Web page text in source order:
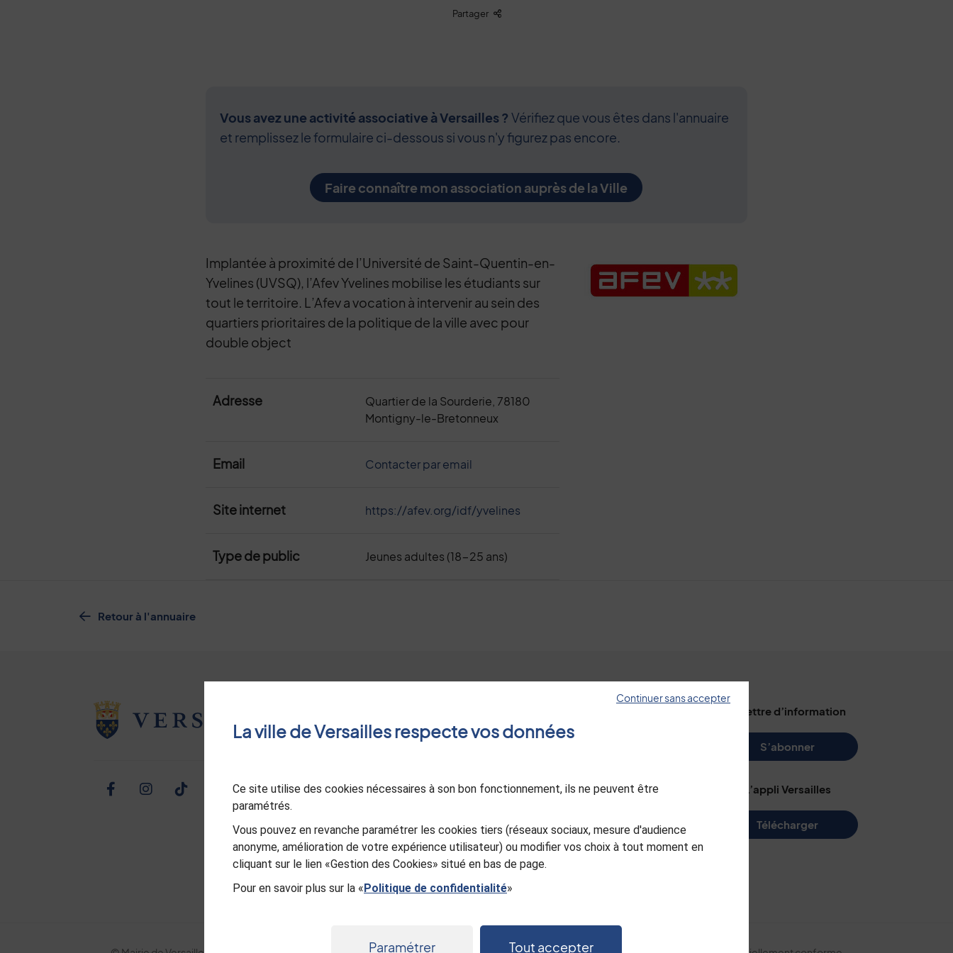
Partager Liste des liens de partage
Vous avez une activité associative à Versailles ?Vérifiez que vous êtes dans l'annuaire
et remplissez le formulaire ci-dessous si vous n'y figurez pas encore.
Faire connaître mon association auprès de la Ville
Implantée à proximité de l’Université de Saint-Quentin-en-
Yvelines (UVSQ), l’Afev Yvelines mobilise les étudiants sur
tout le territoire. L’Afev a vocation à intervenir au sein des
quartiers prioritaires de la politique de la ville avec pour
double object
Adresse
Quartier de la Sourderie, 78180
Montigny-le-Bretonneux
Email Contacter par email
Site internet https://afev.org/idf/yvelines
Type de public Jeunes adultes (18-25 ans)
Retour à l'annuaire
Facebook
Instagram
TikTokTwitterLinkedin
4, avenue de Paris RP1144
Nous contacter
nous
Jeunes à Versailles
Ancienne Poste de
Office de Tourisme
La lettre d’information
S’abonner
L’appli Versailles
Télécharger
Continuer sans accepter
La ville de Versailles respecte vos données
Ce site utilise des cookies nécessaires à son bon fonctionnement, ils ne peuvent être
paramétrés.
Vous pouvez en revanche paramétrer les cookies tiers (réseaux sociaux, mesure d'audience
anonyme, amélioration de votre expérience utilisateur) ou modifier vos choix à tout moment en
cliquant sur le lien «Gestion des Cookies» situé en bas de page.
Pour en savoir plus sur la «Politique de confidentialité»
Tout accepter
Paramétrer